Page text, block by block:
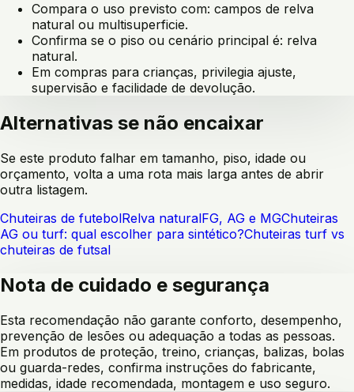
Compara o uso previsto com: campos de relva
natural ou multisuperficie.
Confirma se o piso ou cenário principal é: relva
natural.
Em compras para crianças, privilegia ajuste,
supervisão e facilidade de devolução.
Alternativas se não encaixar
Se este produto falhar em tamanho, piso, idade ou
orçamento, volta a uma rota mais larga antes de abrir
outra listagem.
Chuteiras de futebolRelva naturalFG, AG e MGChuteiras
AG ou turf: qual escolher para sintético?Chuteiras turf vs
chuteiras de futsal
Nota de cuidado e segurança
Esta recomendação não garante conforto, desempenho,
prevenção de lesões ou adequação a todas as pessoas.
Em produtos de proteção, treino, crianças, balizas, bolas
ou guarda-redes, confirma instruções do fabricante,
medidas, idade recomendada, montagem e uso seguro.